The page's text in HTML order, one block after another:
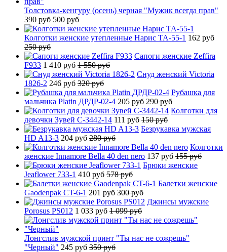
Толстовка-кенгуру (осень) черная "Мужик всегда прав"
390 руб 500 руб
Колготки женские утепленные Нарис TA-55-1 162 руб
250 руб
Сапоги женские Zeffira
F933 1 410 руб 1 550 руб
Снуд женский Victoria
1826-2 246 руб 320 руб
Рубашка для
мальчика Platin ДРДР-02-4 205 руб 290 руб
Колготки для
девочки Зувей C-3442-14 111 руб 150 руб
Безрукавка мужская
HD A13-3 204 руб 280 руб
Колготки
женские Innamore Bella 40 den nero 137 руб 155 руб
Брюки женские
Jeaflower 733-1 410 руб 578 руб
Балетки женские
Gaodenpak CT-6-1 201 руб 300 руб
Джинсы мужские
Porosus PS012 1 033 руб 1 099 руб
Лонгслив мужской принт "Ты нас не сожрешь"
"Черный" 245 руб 350 руб